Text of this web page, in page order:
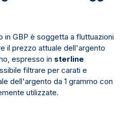
in GBP è soggetta a fluttuazioni
il prezzo attuale dell'argento
espresso in sterline
filtrare per carati e
dell'argento da 1 grammo con
utilizzate.